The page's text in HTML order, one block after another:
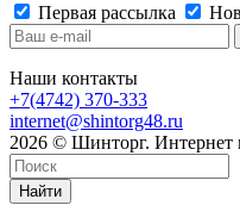
Первая рассылка
Наши контакты
+7(4742) 370-333
internet@shintorg48.ru
2026 © Шинторг. Интернет
Найти